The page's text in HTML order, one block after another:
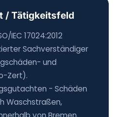
/ Tätigkeitsfeld
IEC 17024:2012
Sachverständiger
und
Zert).
- Schäden
Waschstraßen,